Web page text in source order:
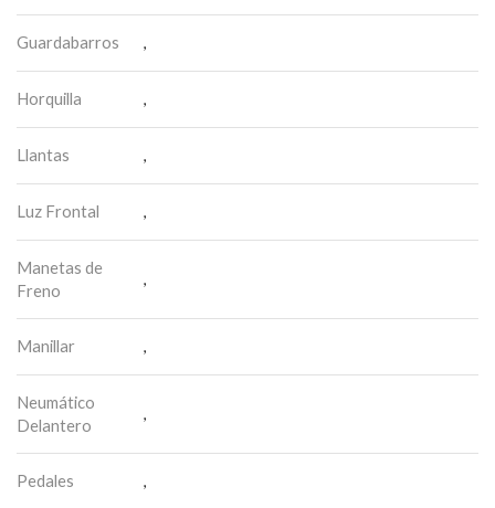
Guardabarros ,
Horquilla ,
Llantas ,
Luz Frontal ,
Manetas de
Freno
,
Manillar ,
Neumático
Delantero
,
Pedales ,